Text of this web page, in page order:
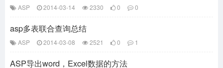
ASP 2014-03-14 2330 0 0
asp多表联合查询总结
ASP 2014-03-08 2521 0 1
ASP导出word，Excel数据的方法